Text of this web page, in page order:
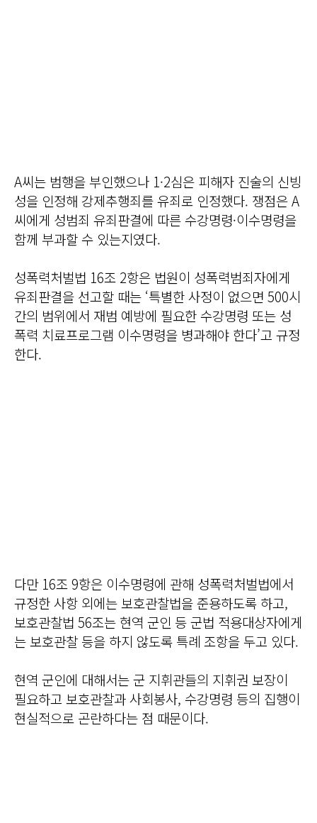
A씨는 범행을 부인했으나 1·2심은 피해자 진술의 신빙
성을 인정해 강제추행죄를 유죄로 인정했다. 쟁점은 A
씨에게 성범죄 유죄판결에 따른 수강명령·이수명령을
함께 부과할 수 있는지였다.
성폭력처벌법 16조 2항은 법원이 성폭력범죄자에게
유죄판결을 선고할 때는 ‘특별한 사정이 없으면 500시
간의 범위에서 재범 예방에 필요한 수강명령 또는 성
폭력 치료프로그램 이수명령을 병과해야 한다’고 규정
한다.
다만 16조 9항은 이수명령에 관해 성폭력처벌법에서
규정한 사항 외에는 보호관찰법을 준용하도록 하고,
보호관찰법 56조는 현역 군인 등 군법 적용대상자에게
는 보호관찰 등을 하지 않도록 특례 조항을 두고 있다.
현역 군인에 대해서는 군 지휘관들의 지휘권 보장이
필요하고 보호관찰과 사회봉사, 수강명령 등의 집행이
현실적으로 곤란하다는 점 때문이다.